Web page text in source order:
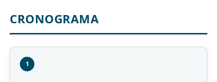
CRONOGRAMA
1